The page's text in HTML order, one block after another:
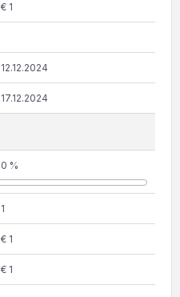
€ 1
12.12.2024
17.12.2024
0 %
1
€ 1
€ 1